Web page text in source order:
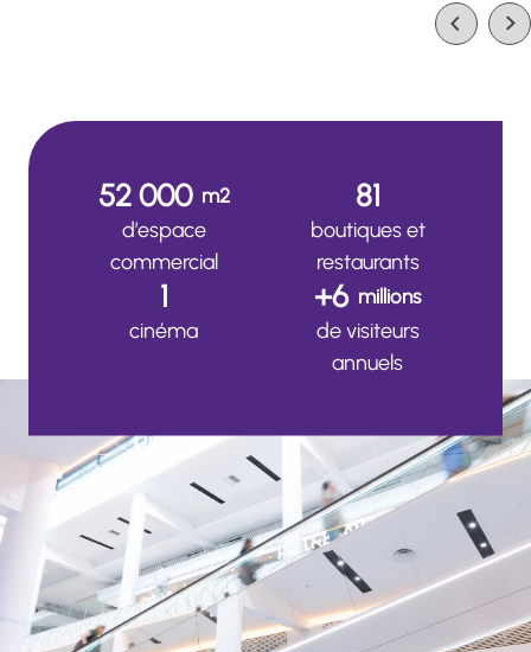
52 000 m2
d’espace
commercial
81
boutiques et
restaurants
1
cinéma
+6 millions
de visiteurs
annuels